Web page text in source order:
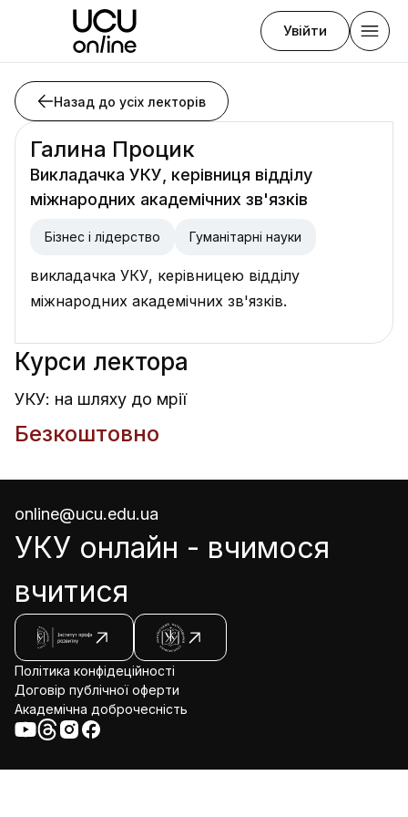
Увійти
Назад до усіх лекторів
Галина Процик
Викладачка УКУ, керівниця відділу
міжнародних академічних зв'язків
Бізнес і лідерство Гуманітарні науки
викладачка УКУ, керівницею відділу
міжнародних академічних зв'язків.
Курси лектора
УКУ: на шляху до мрії
Безкоштовно
online@ucu.edu.ua
УКУ онлайн - вчимося
вчитися
Політика конфідеційності
Договір публічної оферти
Академічна доброчесність